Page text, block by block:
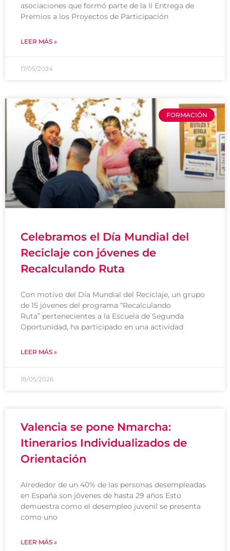
asociaciones que formó parte de la II Entrega de
Premios a los Proyectos de Participación
LEER MÁS »
17/05/2024
FORMACIÓN
Celebramos el Día Mundial del
Reciclaje con jóvenes de
Recalculando Ruta
Con motivo del Día Mundial del Reciclaje, un grupo
de 15 jóvenes del programa “Recalculando
Ruta” pertenecientes a la Escuela de Segunda
Oportunidad, ha participado en una actividad
LEER MÁS »
18/05/2026
Valencia se pone Nmarcha:
Itinerarios Individualizados de
Orientación
Alrededor de un 40% de las personas desempleadas
en España son jóvenes de hasta 29 años Esto
demuestra como el desempleo juvenil se presenta
como uno
LEER MÁS »